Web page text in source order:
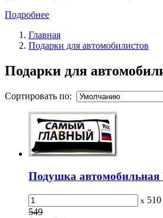
Подробнее
Главная
Подарки для автомобилистов
Подарки для
Сортировать по:
Подушка
x 510
549